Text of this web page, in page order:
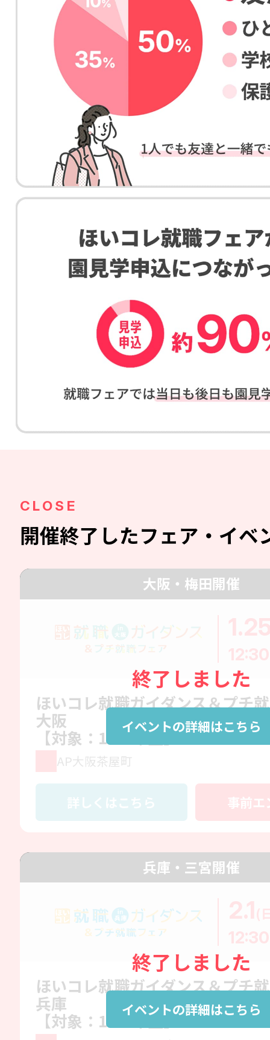
CLOSE
開催終了したフェア・イベ
終了しました
イベントの詳細はこちら
大阪・梅田開催
ほいコレ就職ガイダンス＆プチ
大阪
【対象：1～3年生】
AP大阪茶屋町
詳しくはこちら 事前エ
終了しました
イベントの詳細はこちら
兵庫・三宮開催
2.1(
ほいコレ就職ガイダンス＆プチ
兵庫
【対象：1～3年生】